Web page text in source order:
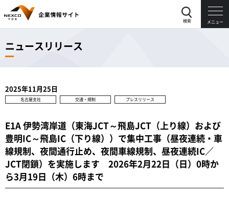
検索 メニュー
ニュースリリース
2025年11月25日
名古屋支社 交通・規制 プレスリリース
E1A 伊勢湾岸道（東海JCT～飛島JCT（上り線）および
豊明IC～飛島IC（下り線））で集中工事（昼夜連続・車
線規制、夜間通行止め、夜間車線規制、昼夜連続IC／
JCT閉鎖）を実施します 2026年2月22日（日）0時か
ら3月19日（木）6時まで